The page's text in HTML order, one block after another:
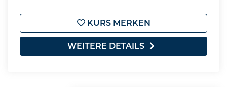
KURS MERKEN
WEITERE DETAILS